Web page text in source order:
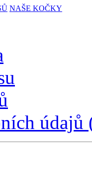
NAŠE KOČKY
údajů